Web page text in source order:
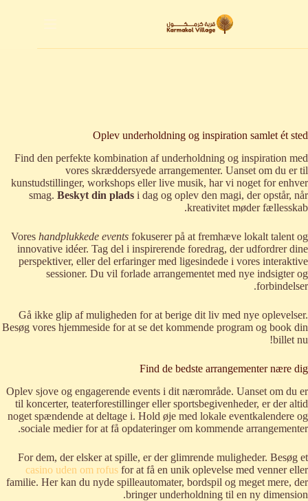
Oplev underholdning og inspiration samlet ét sted
Find den perfekte kombination af underholdning og inspiration med
vores skræddersyede arrangementer. Uanset om du er til
kunstudstillinger, workshops eller live musik, har vi noget for enhver
smag. Beskyt din plads i dag og oplev den magi, der opstår, når
kreativitet møder fællesskab.
Vores handplukkede events fokuserer på at fremhæve lokalt talent og
innovative idéer. Tag del i inspirerende foredrag, der udfordrer dine
perspektiver, eller del erfaringer med ligesindede i vores interaktive
sessioner. Du vil forlade arrangementet med nye indsigter og
forbindelser.
Gå ikke glip af muligheden for at berige dit liv med nye oplevelser.
Besøg vores hjemmeside for at se det kommende program og book din
billet nu!
Find de bedste arrangementer nære dig
Oplev sjove og engagerende events i dit nærområde. Uanset om du er
til koncerter, teaterforestillinger eller sportsbegivenheder, er der altid
noget spændende at deltage i. Hold øje med lokale eventkalendere og
sociale medier for at få opdateringer om kommende arrangementer.
For dem, der elsker at spille, er der glimrende muligheder. Besøg et
casino uden om rofus for at få en unik oplevelse med venner eller
familie. Her kan du nyde spilleautomater, bordspil og meget mere, der
bringer underholdning til en ny dimension.